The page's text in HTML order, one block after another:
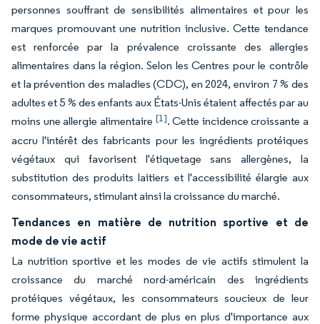
personnes souffrant de sensibilités alimentaires et pour les
marques promouvant une nutrition inclusive. Cette tendance
est renforcée par la prévalence croissante des allergies
alimentaires dans la région. Selon les Centres pour le contrôle
et la prévention des maladies (CDC), en 2024, environ 7 % des
adultes et 5 % des enfants aux États-Unis étaient affectés par au
moins une allergie alimentaire [1]. Cette incidence croissante a
accru l'intérêt des fabricants pour les ingrédients protéiques
végétaux qui favorisent l'étiquetage sans allergènes, la
substitution des produits laitiers et l'accessibilité élargie aux
consommateurs, stimulant ainsi la croissance du marché.
Tendances en matière de nutrition sportive et de
mode de vie actif
La nutrition sportive et les modes de vie actifs stimulent la
croissance du marché nord-américain des ingrédients
protéiques végétaux, les consommateurs soucieux de leur
forme physique accordant de plus en plus d'importance aux